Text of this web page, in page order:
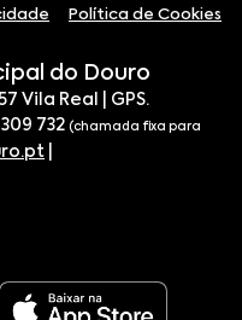
Política de Cookies
do Douro
Vila Real | GPS.
309 732 (chamada fixa para